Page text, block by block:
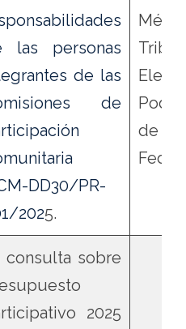
las personas
de las
de
DD30/PR-
2025.
consulta sobre
2025